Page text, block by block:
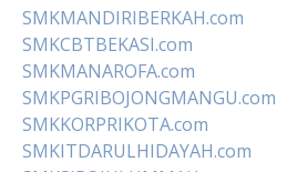
SMKMANDIRIBERKAH.com
SMKCBTBEKASI.com
SMKMANAROFA.com
SMKPGRIBOJONGMANGU.com
SMKKORPRIKOTA.com
SMKITDARULHIDAYAH.com